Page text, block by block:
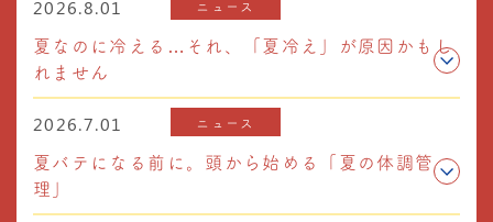
2026.8.01 ニュース
夏なのに冷える…それ、「夏冷え」が原因かもし
れません
2026.7.01 ニュース
夏バテになる前に。頭から始める「夏の体調管
理」